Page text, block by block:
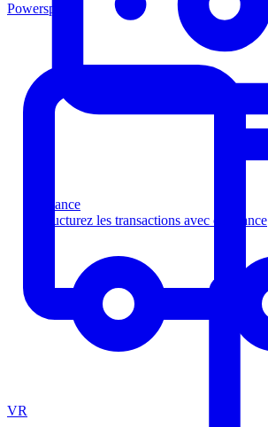
Finance
Structurez les transactions avec confiance
Powersports
VR